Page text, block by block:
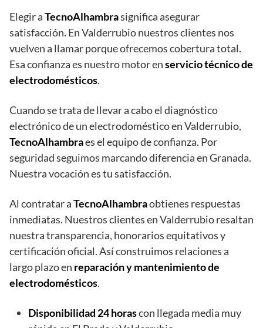
Elegir aTecnoAlhambrasignifica asegurar
satisfacción. En Valderrubio nuestros clientes nos
vuelven a llamar porque ofrecemos cobertura total.
Esa confianza es nuestro motor enservicio técnico de
electrodomésticos.
Cuando se trata de llevar a cabo el diagnóstico
electrónico de un electrodoméstico en Valderrubio,
TecnoAlhambraes el equipo de confianza. Por
seguridad seguimos marcando diferencia en Granada.
Nuestra vocación es tu satisfacción.
Al contratar aTecnoAlhambraobtienes respuestas
inmediatas. Nuestros clientes en Valderrubio resaltan
nuestra transparencia, honorarios equitativos y
certificación oficial. Así construimos relaciones a
largo plazo en reparación y mantenimiento de
electrodomésticos.
Disponibilidad 24 horascon llegada media muy